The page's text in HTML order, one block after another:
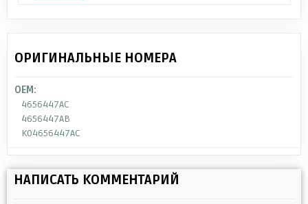
ОРИГИНАЛЬНЫЕ НОМЕРА
OEM:
4656447AC
4656447AB
K04656447AC
НАПИСАТЬ КОММЕНТАРИЙ